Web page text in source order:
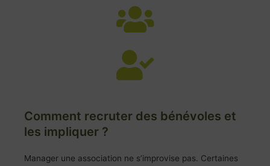
Comment recruter des bénévoles et
les impliquer ?
Manager une association ne s’improvise pas. Certaines